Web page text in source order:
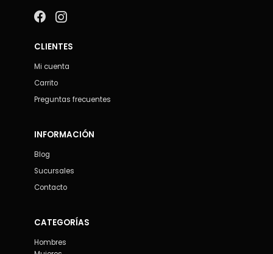
CLIENTES
Mi cuenta
Carrito
Preguntas frecuentes
INFORMACIÓN
Blog
Sucursales
Contacto
CATEGORÍAS
Hombres